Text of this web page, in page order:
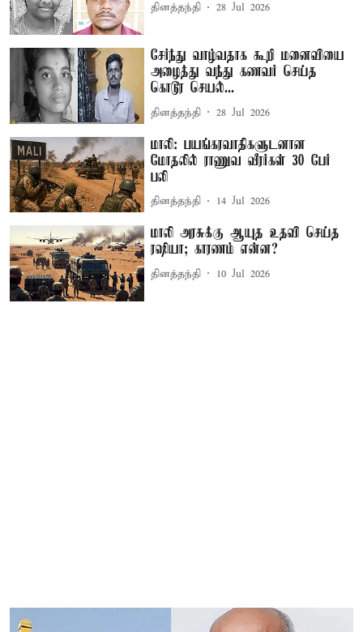
தினத்தந்தி 28 Jul 2026
சேர்ந்து வாழ்வதாக கூறி மனைவியை
அழைத்து வந்து கணவர் செய்த
கொடூர செயல்...
தினத்தந்தி 28 Jul 2026
மாலி: பயங்கரவாதிகளுடனான
மோதலில் ராணுவ வீரர்கள் 30 பேர்
பலி
தினத்தந்தி 14 Jul 2026
மாலி அரசுக்கு ஆயுத உதவி செய்த
ரஷியா; காரணம் என்ன?
தினத்தந்தி 10 Jul 2026